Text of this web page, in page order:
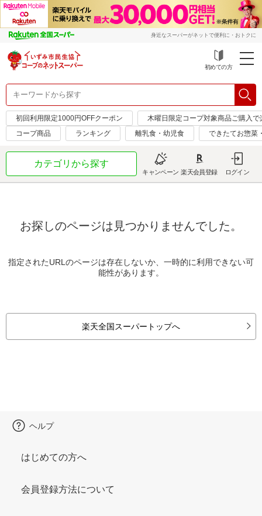
身近なスーパーがネットで便利に・おトクに
初めての方
初回利用限定1000円OFFクーポン
木曜日限定コープ対象商品ご購入
コープ商品
ランキング 離乳食・幼児食 できたてお惣菜
カテゴリから探す
キャンペーン 楽天会員登録 ログイン
お探しのページは見つかりませんでした。
指定されたURLのページは存在しないか、一時的に利用できない可
能性があります。
楽天全国スーパートップへ
ヘルプ
はじめての方へ
会員登録方法について